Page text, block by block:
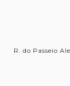
R. do Passeio